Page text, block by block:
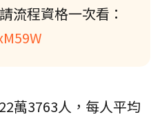
流程資格一次看：
萬3763人，每人平均